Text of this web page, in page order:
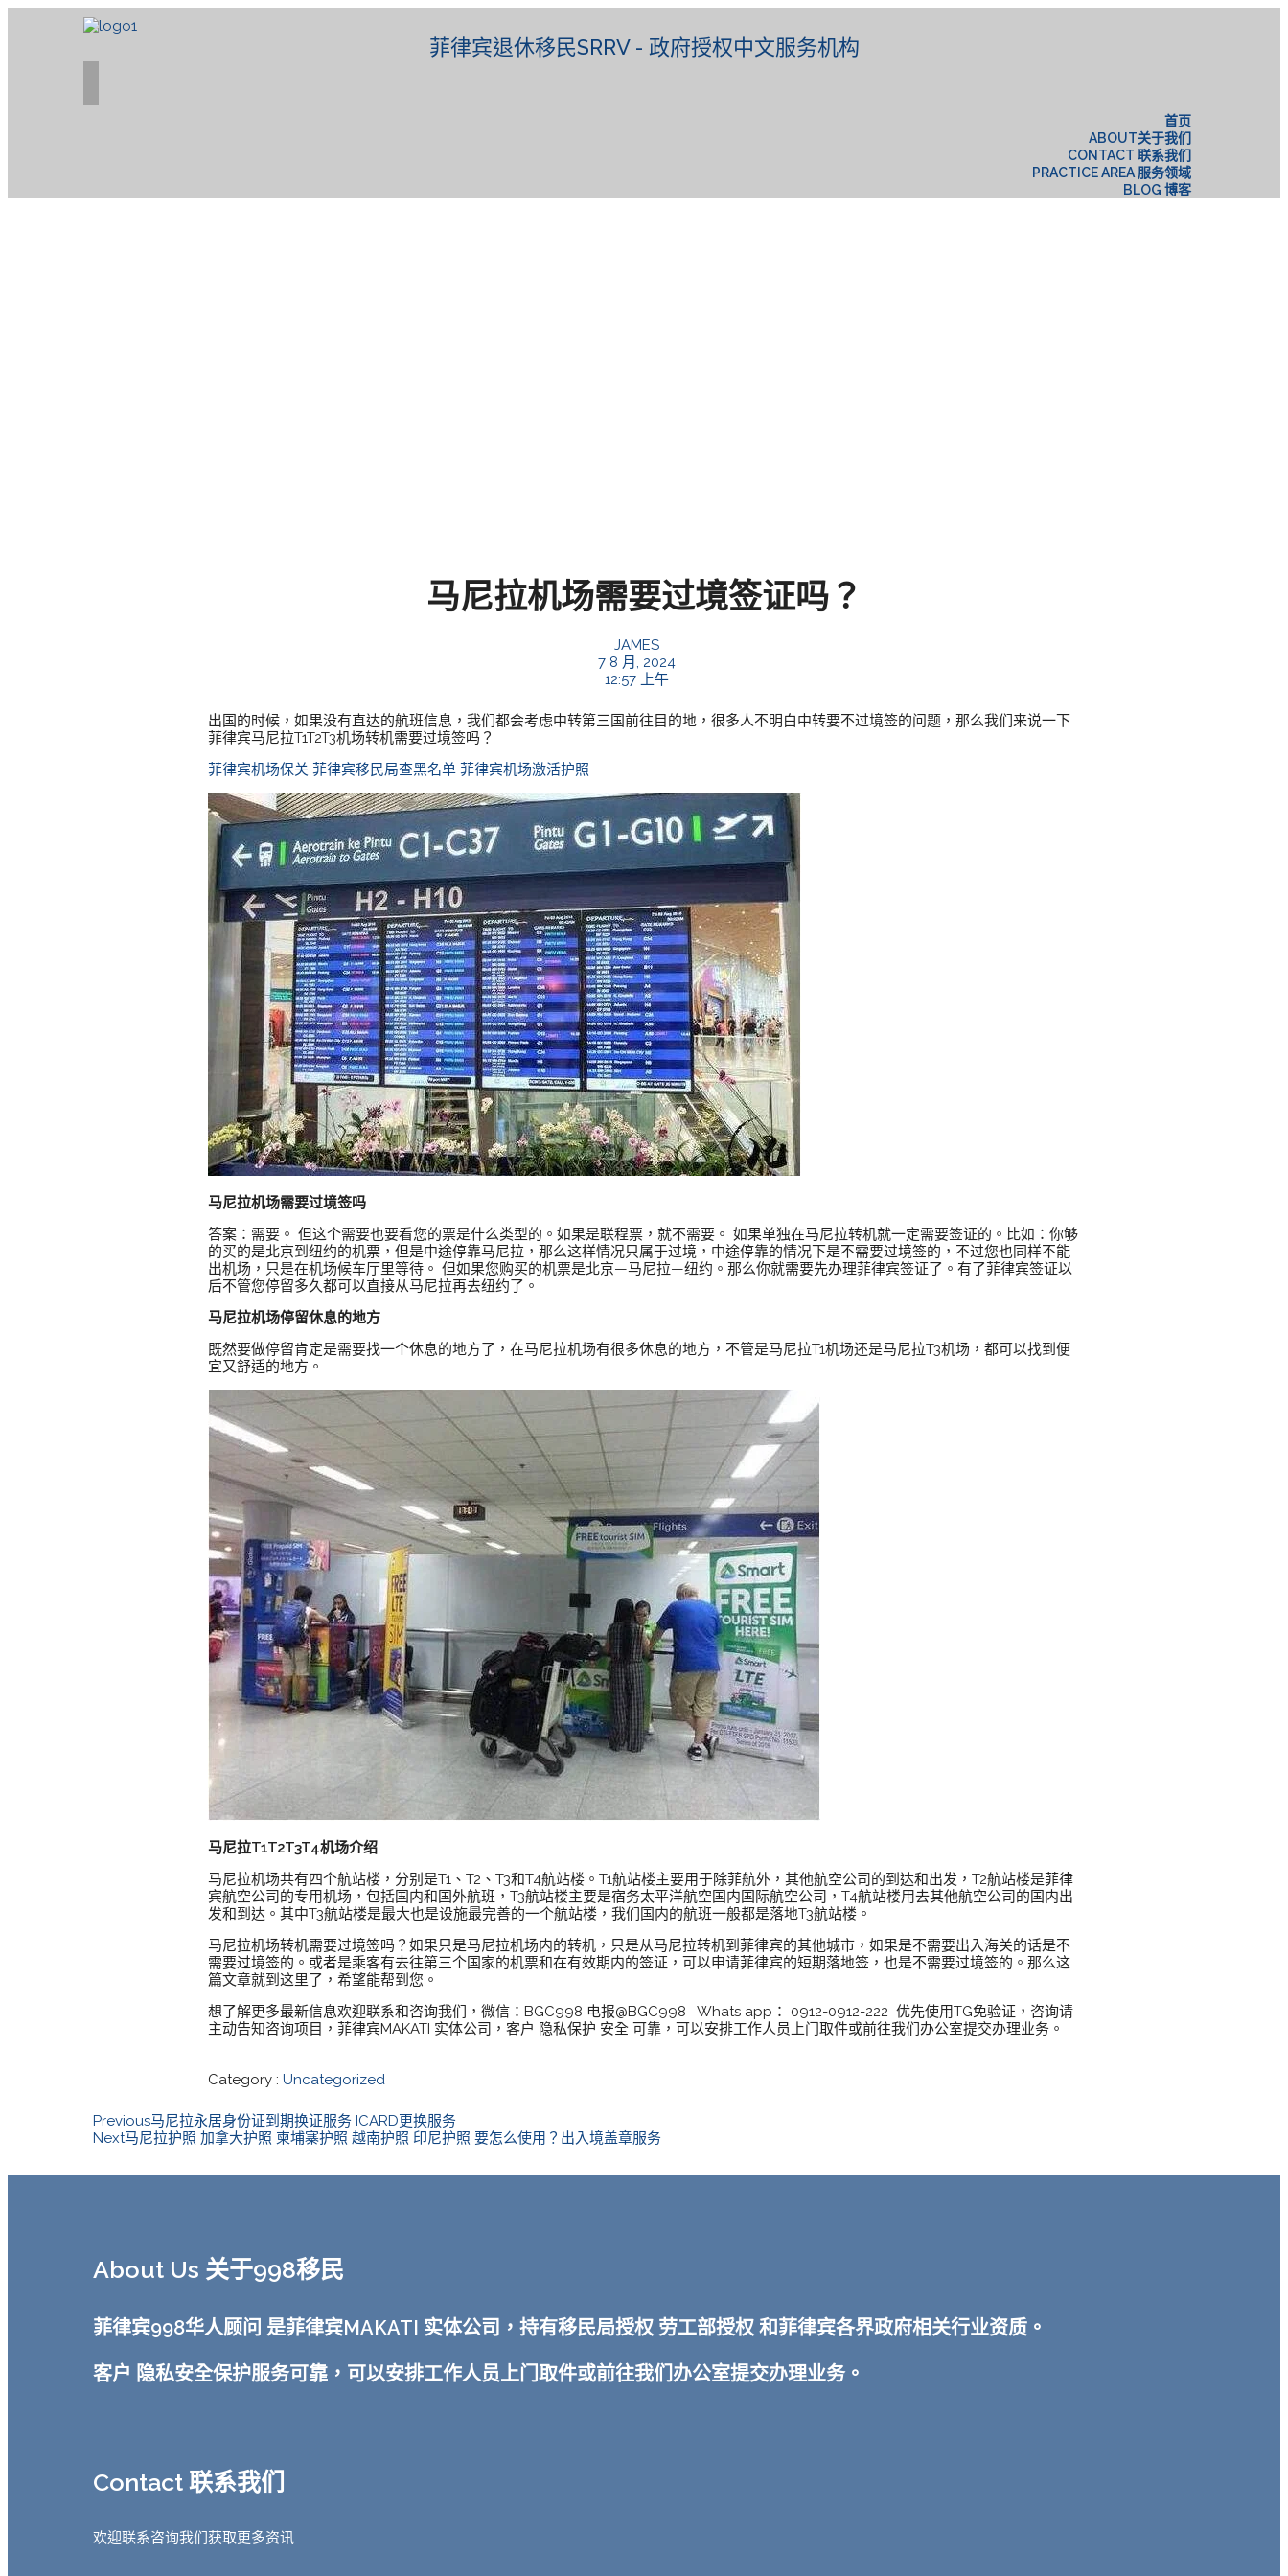
菲律宾退休移民SRRV - 政府授权中文服务机构
首页
ABOUT关于我们
CONTACT 联系我们
PRACTICE AREA 服务领域
BLOG 博客
马尼拉机场需要过境签证吗？
JAMES
7 8 月, 2024
12:57 上午
出国的时候，如果没有直达的航班信息，我们都会考虑中转第三国前往目的地，很多人不明白中转要不过境签的问题，那么我们来说一下
菲律宾马尼拉T1T2T3机场转机需要过境签吗？
菲律宾机场保关 菲律宾移民局查黑名单 菲律宾机场激活护照
马尼拉机场需要过境签吗
答案：需要。 但这个需要也要看您的票是什么类型的。如果是联程票，就不需要。 如果单独在马尼拉转机就一定需要签证的。比如：你够
的买的是北京到纽约的机票，但是中途停靠马尼拉，那么这样情况只属于过境，中途停靠的情况下是不需要过境签的，不过您也同样不能
出机场，只是在机场候车厅里等待。 但如果您购买的机票是北京—马尼拉—纽约。那么你就需要先办理菲律宾签证了。有了菲律宾签证以
后不管您停留多久都可以直接从马尼拉再去纽约了。
马尼拉机场停留休息的地方
既然要做停留肯定是需要找一个休息的地方了，在马尼拉机场有很多休息的地方，不管是马尼拉T1机场还是马尼拉T3机场，都可以找到便
宜又舒适的地方。
马尼拉T1T2T3T4机场介绍
马尼拉机场共有四个航站楼，分别是T1、T2、T3和T4航站楼。T1航站楼主要用于除菲航外，其他航空公司的到达和出发，T2航站楼是菲律
宾航空公司的专用机场，包括国内和国外航班，T3航站楼主要是宿务太平洋航空国内国际航空公司，T4航站楼用去其他航空公司的国内出
发和到达。其中T3航站楼是最大也是设施最完善的一个航站楼，我们国内的航班一般都是落地T3航站楼。
马尼拉机场转机需要过境签吗？如果只是马尼拉机场内的转机，只是从马尼拉转机到菲律宾的其他城市，如果是不需要出入海关的话是不
需要过境签的。或者是乘客有去往第三个国家的机票和在有效期内的签证，可以申请菲律宾的短期落地签，也是不需要过境签的。那么这
篇文章就到这里了，希望能帮到您。
想了解更多最新信息欢迎联系和咨询我们，微信：BGC998 电报@BGC998 Whats app： 0912-0912-222 优先使用TG免验证，咨询请
主动告知咨询项目，菲律宾MAKATI 实体公司，客户 隐私保护 安全 可靠，可以安排工作人员上门取件或前往我们办公室提交办理业务。
Category : Uncategorized
Previous马尼拉永居身份证到期换证服务 ICARD更换服务
Next马尼拉护照 加拿大护照 柬埔寨护照 越南护照 印尼护照 要怎么使用？出入境盖章服务
About Us 关于998移民
菲律宾998华人顾问 是菲律宾MAKATI 实体公司，持有移民局授权 劳工部授权 和菲律宾各界政府相关行业资质。
客户 隐私安全保护服务可靠，可以安排工作人员上门取件或前往我们办公室提交办理业务。
Contact 联系我们
欢迎联系咨询我们获取更多资讯